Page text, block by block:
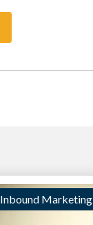
Inbound Marketing